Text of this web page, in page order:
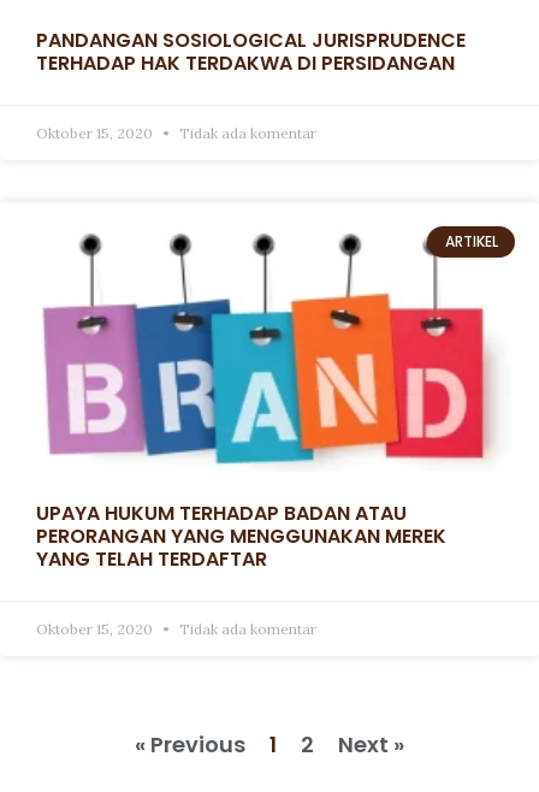
PANDANGAN SOSIOLOGICAL JURISPRUDENCE
TERHADAP HAK TERDAKWA DI PERSIDANGAN
Oktober 15, 2020 Tidak ada komentar
ARTIKEL
UPAYA HUKUM TERHADAP BADAN ATAU
PERORANGAN YANG MENGGUNAKAN MEREK
YANG TELAH TERDAFTAR
Oktober 15, 2020 Tidak ada komentar
« Previous 1 2 Next »